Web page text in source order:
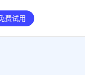
费试用